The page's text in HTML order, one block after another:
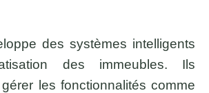
des systèmes intelligents
des immeubles. Ils
les fonctionnalités comme